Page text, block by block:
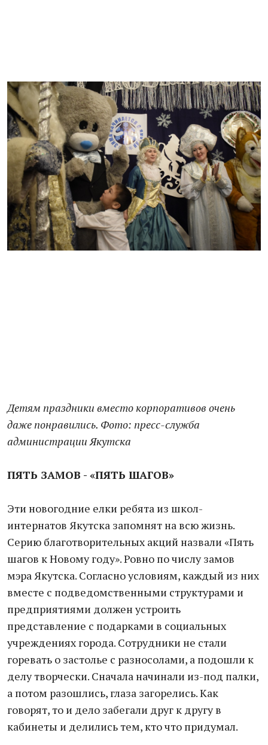
Детям праздники вместо корпоративов очень
даже понравились. Фото: пресс-служба
администрации Якутска
ПЯТЬ ЗАМОВ - «ПЯТЬ ШАГОВ»
Эти новогодние елки ребята из школ-
интернатов Якутска запомнят на всю жизнь.
Серию благотворительных акций назвали «Пять
шагов к Новому году». Ровно по числу замов
мэра Якутска. Согласно условиям, каждый из них
вместе с подведомственными структурами и
предприятиями должен устроить
представление с подарками в социальных
учреждениях города. Сотрудники не стали
горевать о застолье с разносолами, а подошли к
делу творчески. Сначала начинали из-под палки,
а потом разошлись, глаза загорелись. Как
говорят, то и дело забегали друг к другу в
кабинеты и делились тем, кто что придумал.